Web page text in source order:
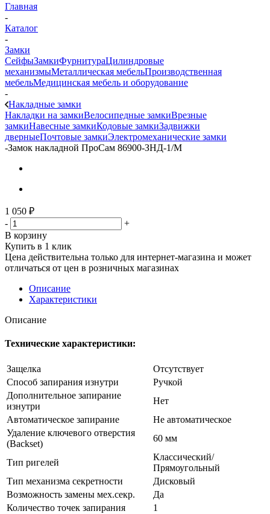
Главная
-
Каталог
-
Замки
СейфыЗамкиФурнитураЦилиндровые
механизмыМеталлическая мебельПроизводственная
мебельМедицинская мебель и оборудование
-
Накладные замки
Накладки на замкиВелосипедные замкиВрезные
замкиНавесные замкиКодовые замкиЗадвижки
дверныеПочтовые замкиЭлектромеханические замки
-Замок накладной ПроСам 86900-ЗНД-1/М
1 050 ₽
-
+
В корзину
Купить в 1 клик
Цена действительна только для интернет-магазина и может
отличаться от цен в розничных магазинах
Описание
Характеристики
Описание
Технические характеристики:
Защелка
Отсутствует
Способ запирания изнутри
Ручкой
Дополнительное запирание
изнутри
Нет
Автоматическое запирание
Не автоматическое
Удаление ключевого отверстия
(Backset)
60 мм
Тип ригелей
Классический/
Прямоугольный
Тип механизма секретности
Дисковый
Возможность замены мех.секр.
Да
Количество точек запирания
1